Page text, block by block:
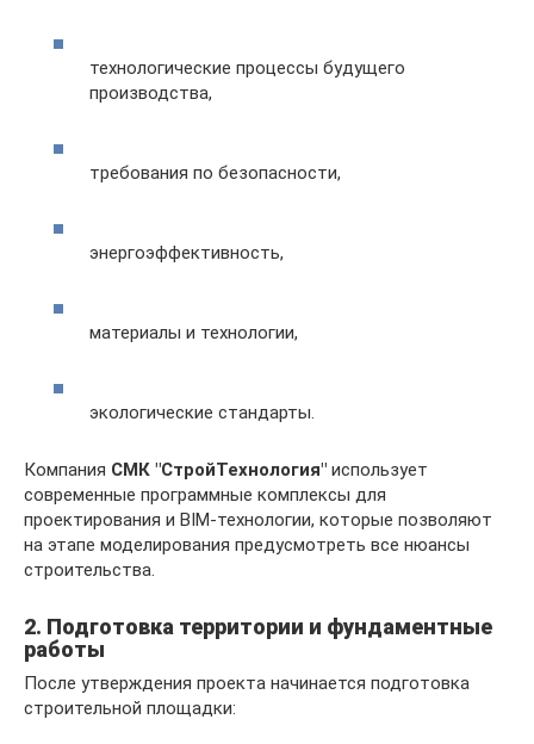
технологические процессы будущего
производства,
требования по безопасности,
энергоэффективность,
материалы и технологии,
экологические стандарты.
Компания СМК "СтройТехнология" использует
современные программные комплексы для
проектирования и BIM-технологии, которые позволяют
на этапе моделирования предусмотреть все нюансы
строительства.
2. Подготовка территории и фундаментные
работы
После утверждения проекта начинается подготовка
строительной площадки: